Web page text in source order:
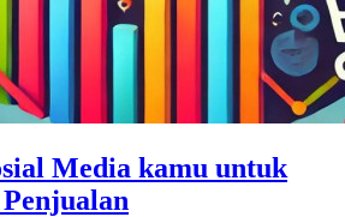
Media kamu untuk